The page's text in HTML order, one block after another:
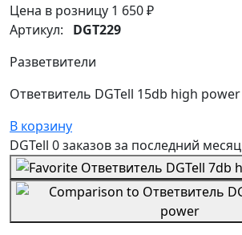
Цена в розницу 1 650 ₽
Артикул: DGT229
Разветвители
Ответвитель DGTell 15db high power
В корзину
DGTell 0 заказовза последний месяц